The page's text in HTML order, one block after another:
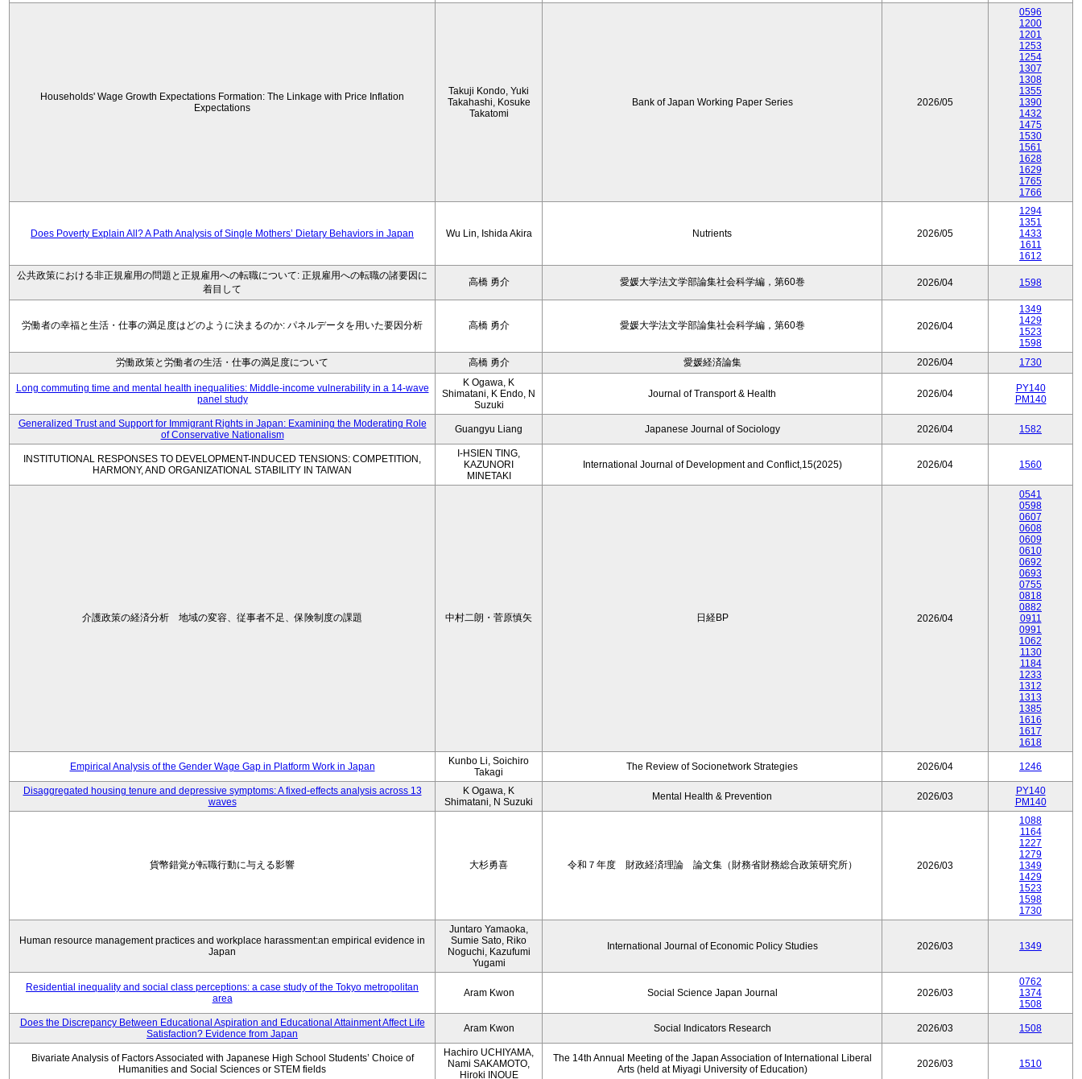
Households' Wage Growth Expectations Formation: The Linkage with Price Inflation
Expectations
Takuji Kondo, Yuki
Takahashi, Kosuke
Takatomi
Bank of Japan Working Paper Series 2026/05
0596
1200
1201
1253
1254
1307
1308
1355
1390
1432
1475
1530
1561
1628
1629
1765
1766
Does Poverty Explain All? A Path Analysis of Single Mothers’ Dietary Behaviors in Japan Wu Lin, Ishida Akira Nutrients 2026/05
1294
1351
1433
1611
1612
公共政策における非正規雇用の問題と正規雇用への転職について: 正規雇用への転職の諸要因に
着目して
高橋 勇介 愛媛大学法文学部論集社会科学編，第60巻 2026/04 1598
労働者の幸福と生活・仕事の満足度はどのように決まるのか: パネルデータを用いた要因分析 高橋 勇介 愛媛大学法文学部論集社会科学編，第60巻 2026/04
1349
1429
1523
1598
労働政策と労働者の生活・仕事の満足度について
高橋 勇介 愛媛経済論集 2026/04 1730
Long commuting time and mental health inequalities: Middle-income vulnerability in a 14-wave
panel study
K Ogawa, K
Shimatani, K Endo, N
Suzuki
Journal of Transport & Health 2026/04
PY140
PM140
Generalized Trust and Support for Immigrant Rights in Japan: Examining the Moderating Role
of Conservative Nationalism
Guangyu Liang Japanese Journal of Sociology 2026/04 1582
INSTITUTIONAL RESPONSES TO DEVELOPMENT-INDUCED TENSIONS: COMPETITION,
HARMONY, AND ORGANIZATIONAL STABILITY IN TAIWAN
I-HSIEN TING,
KAZUNORI
MINETAKI
International Journal of Development and Conflict,15(2025) 2026/04 1560
介護政策の経済分析 地域の変容、従事者不足、保険制度の課題 中村二朗・菅原慎矢 日経BP 2026/04
0541
0598
0607
0608
0609
0610
0692
0693
0755
0818
0882
0911
0991
1062
1130
1184
1233
1312
1313
1385
1616
1617
1618
Empirical Analysis of the Gender Wage Gap in Platform Work in Japan
Kunbo Li, Soichiro
Takagi
The Review of Socionetwork Strategies 2026/04 1246
Disaggregated housing tenure and depressive symptoms: A fixed-effects analysis across 13
waves
K Ogawa, K
Shimatani, N Suzuki
Mental Health & Prevention 2026/03
PY140
PM140
貨幣錯覚が転職行動に与える影響 大杉勇喜 令和７年度 財政経済理論 論文集（財務省財務総合政策研究所） 2026/03
1088
1164
1227
1279
1349
1429
1523
1598
1730
Human resource management practices and workplace harassment:an empirical evidence in
Japan
Juntaro Yamaoka,
Sumie Sato, Riko
Noguchi, Kazufumi
Yugami
International Journal of Economic Policy Studies 2026/03 1349
Residential inequality and social class perceptions: a case study of the Tokyo metropolitan
area
Aram Kwon Social Science Japan Journal 2026/03
0762
1374
1508
Does the Discrepancy Between Educational Aspiration and Educational Attainment Affect Life
Satisfaction? Evidence from Japan
Aram Kwon Social Indicators Research 2026/03 1508
Bivariate Analysis of Factors Associated with Japanese High School Students’ Choice of
Humanities and Social Sciences or STEM fields
Hachiro UCHIYAMA,
Nami SAKAMOTO,
Hiroki INOUE
The 14th Annual Meeting of the Japan Association of International Liberal
Arts (held at Miyagi University of Education)
2026/03 1510